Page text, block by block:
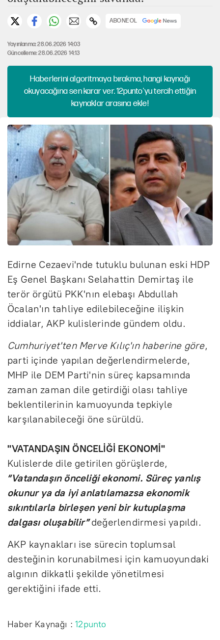
ABONE OL
Yayınlanma: 28.06.2026 14:03
Güncelleme: 28.06.2026 14:13
Haberlerini algoritmaya bırakma, hangi kaynağı
okuyacağına sen karar ver. 12punto'yu tercih ettiğin
kaynaklar arasına ekle!
Edirne Cezaevi'nde tutuklu bulunan eski HDP
Eş Genel Başkanı Selahattin Demirtaş ile
terör örgütü PKK'nın elebaşı Abdullah
Öcalan'ın tahliye edilebileceğine ilişkin
iddialar, AKP kulislerinde gündem oldu.
Cumhuriyet'ten Merve Kılıç'ın haberine göre,
parti içinde yapılan değerlendirmelerde,
MHP ile DEM Parti'nin süreç kapsamında
zaman zaman dile getirdiği olası tahliye
beklentilerinin kamuoyunda tepkiyle
karşılanabileceği öne sürüldü.
"VATANDAŞIN ÖNCELİĞİ EKONOMİ"
Kulislerde dile getirilen görüşlerde,
“Vatandaşın önceliği ekonomi. Süreç yanlış
okunur ya da iyi anlatılamazsa ekonomik
sıkıntılarla birleşen yeni bir kutuplaşma
dalgası oluşabilir”değerlendirmesi yapıldı.
AKP kaynakları ise sürecin toplumsal
desteğinin korunabilmesi için kamuoyundaki
algının dikkatli şekilde yönetilmesi
gerektiğini ifade etti.
Haber Kaynağı :12punto